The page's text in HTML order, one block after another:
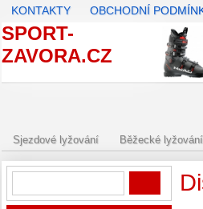
KONTAKTY OBCHODNÍ
SPORT-
ZAVORA.CZ
Sjezdové lyžování Běžecké lyžování